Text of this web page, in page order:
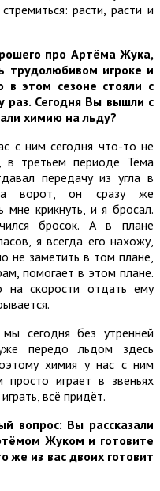
расти, расти и
про Артёма Жука,
трудолюбивом игроке и
в этом сезоне стояли с
раз. Сегодня Вы вышли с
химию на льду?
с ним сегодня что-то не
в третьем периоде Тёма
передачу из угла в
ворот, он сразу же
крикнуть, и я бросал.
бросок. А в плане
я всегда его нахожу,
не заметить в том плане,
помогает в этом плане.
на скорости отдать ему
сегодня без утренней
передо льдом здесь
химия у нас с ним
играет в звеньях
всё придёт.
вопрос: Вы рассказали
Жуком и готовите
же из вас двоих готовит